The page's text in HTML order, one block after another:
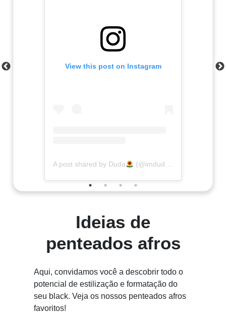
View this post on Instagram
A post shared by Duda (@imdudabarreto)
Ideias de
penteados afros
Aqui, convidamos você a descobrir todo o
potencial de estilização e formatação do
seu black. Veja os nossos penteados afros
favoritos!